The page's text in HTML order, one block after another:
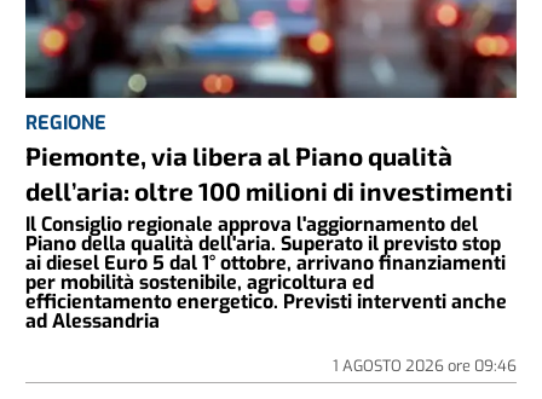
REGIONE
Piemonte, via libera al Piano qualità
dell’aria: oltre 100 milioni di investimenti
Il Consiglio regionale approva l'aggiornamento del
Piano della qualità dell'aria. Superato il previsto stop
ai diesel Euro 5 dal 1° ottobre, arrivano finanziamenti
per mobilità sostenibile, agricoltura ed
efficientamento energetico. Previsti interventi anche
ad Alessandria
1 AGOSTO 2026ore 09:46